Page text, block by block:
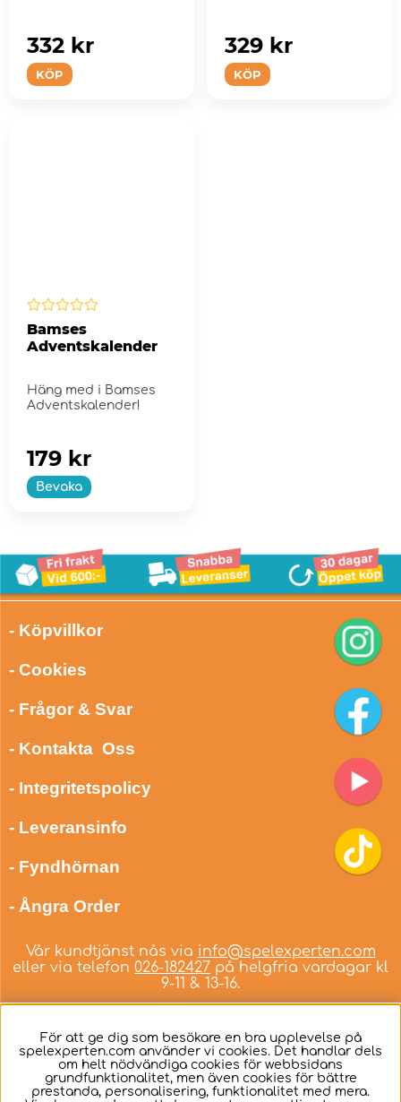
KÖP
332 kr
KÖP
329 kr
Bamses
Adventskalender
Häng med i Bamses
Adventskalender!
Bevaka
179 kr
- Köpvillkor
- Cookies
- Frågor & Svar
- Kontakta Oss
- Integritetspolicy
- Leveransinfo
- Fyndhörnan
- Ångra Order
Vår kundtjänst nås via info@spelexperten.com
eller via telefon 026-182427 på helgfria vardagar kl
9-11 & 13-16.
Svenska
För att ge dig som besökare en bra upplevelse på
spelexperten.com använder vi cookies. Det handlar dels
om helt nödvändiga cookies för webbsidans
grundfunktionalitet, men även cookies för bättre
prestanda, personalisering, funktionalitet med mera.